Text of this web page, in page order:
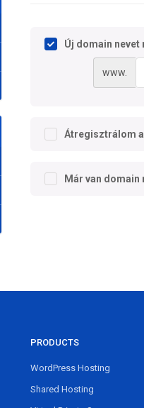
Új domain
www.
Átregisztrálom
Már van domain
PRODUCTS
WordPress Hosting
Shared Hosting